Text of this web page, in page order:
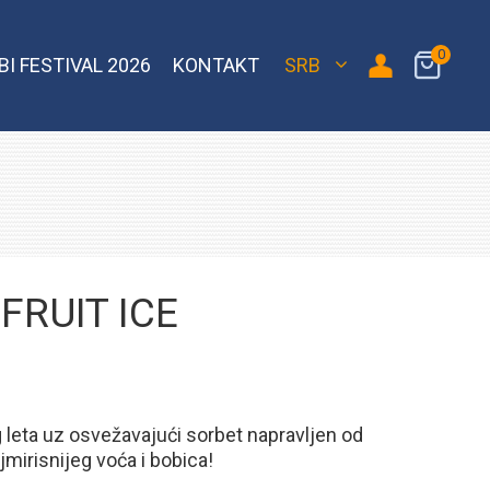
Jent
FESTIVAL 2026 KONTAKT SRB 0
ICE
uz osvežavajući sorbet napravljen od
voća i bobica!